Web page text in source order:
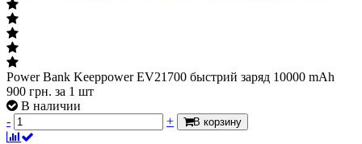
Power Bank Keeppower EV21700 быстрий заряд 10000 mAh
900 грн. за 1 шт
В наличии
-
+ В корзину